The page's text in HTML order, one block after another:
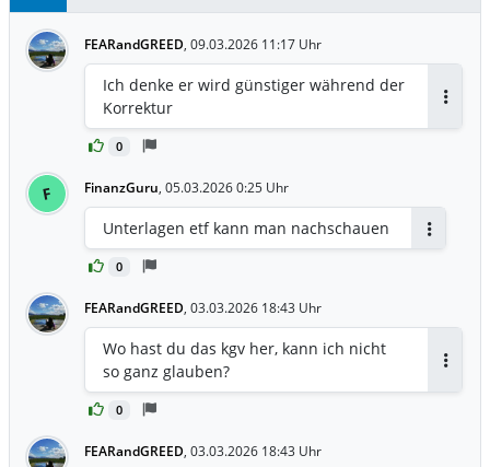
FEARandGREED, 09.03.2026 11:17 Uhr
0
Ich denke er wird günstiger während der
Korrektur
F FinanzGuru, 05.03.2026 0:25 Uhr
0
Unterlagen etf kann man nachschauen
FEARandGREED, 03.03.2026 18:43 Uhr
0
Wo hast du das kgv her, kann ich nicht
so ganz glauben?
FEARandGREED, 03.03.2026 18:43 Uhr